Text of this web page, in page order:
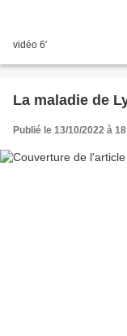
vidéo 6'
La maladie de
Publié le 13/10/2022 à